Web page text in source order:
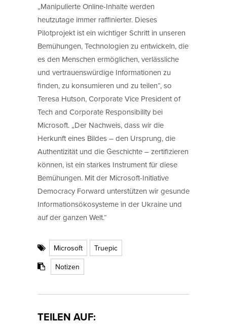
„Manipulierte Online-Inhalte werden
heutzutage immer raffinierter. Dieses
Pilotprojekt ist ein wichtiger Schritt in unseren
Bemühungen, Technologien zu entwickeln, die
es den Menschen ermöglichen, verlässliche
und vertrauenswürdige Informationen zu
finden, zu konsumieren und zu teilen“, so
Teresa Hutson, Corporate Vice President of
Tech and Corporate Responsibility bei
Microsoft. „Der Nachweis, dass wir die
Herkunft eines Bildes – den Ursprung, die
Authentizität und die Geschichte – zertifizieren
können, ist ein starkes Instrument für diese
Bemühungen. Mit der Microsoft-Initiative
Democracy Forward unterstützen wir gesunde
Informationsökosysteme in der Ukraine und
auf der ganzen Welt.“
Microsoft
Truepic
Notizen
TEILEN AUF: